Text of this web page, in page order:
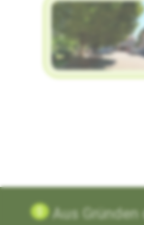
g Aus Gründen